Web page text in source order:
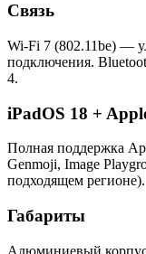
Связь
Wi-Fi 7 (802.11be) —
подключения.
4.
iPadOS 18 +
Полная поддержка
Genmoji, Image
подходящем регионе).
Габариты
Алюминиевый